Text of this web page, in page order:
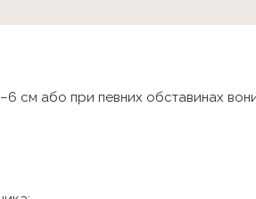
5–6 см або при певних обставинах